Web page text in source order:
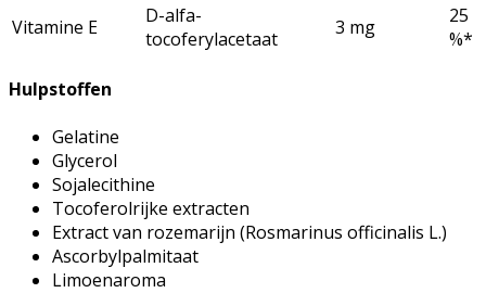
Vitamine E
D-alfa-
tocoferylacetaat
3 mg
25
%*
Hulpstoffen
Gelatine
Glycerol
Sojalecithine
Tocoferolrijke extracten
Extract van rozemarijn (Rosmarinus officinalis L.)
Ascorbylpalmitaat
Limoenaroma